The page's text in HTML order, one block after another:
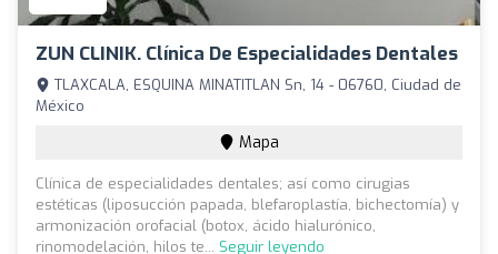
ZUN CLINIK. Clínica De Especialidades Dentales
TLAXCALA, ESQUINA MINATITLAN Sn, 14 - 06760, Ciudad de
México
Mapa
Clínica de especialidades dentales; así como cirugias
estéticas (liposucción papada, blefaroplastía, bichectomía) y
armonización orofacial (botox, ácido hialurónico,
rinomodelación, hilos te... Seguir leyendo